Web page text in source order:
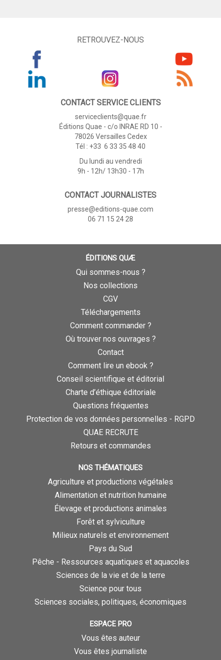
RETROUVEZ-NOUS
CONTACT SERVICE CLIENTS
serviceclients@quae.fr
Éditions Quae - c/o INRAE RD 10 -
78026 Versailles Cedex
Tél : +33 6 33 35 48 40
Du lundi au vendredi
9h - 12h/ 13h30 - 17h
CONTACT JOURNALISTES
presse@editions-quae.com
06 71 15 24 28
ÉDITIONS QUÆ
Qui sommes-nous ?
Nos collections
CGV
Téléchargements
Comment commander ?
Où trouver nos ouvrages ?
Contact
Comment lire un ebook ?
Conseil scientifique et éditorial
Charte d’éthique éditoriale
Questions fréquentes
Protection de vos données personnelles - RGPD
QUAE RECRUTE
Retours et commandes
NOS THÉMATIQUES
Agriculture et productions végétales
Alimentation et nutrition humaine
Élevage et productions animales
Forêt et sylviculture
Milieux naturels et environnement
Pays du Sud
Pêche - Ressources aquatiques et aquacoles
Sciences de la vie et de la terre
Science pour tous
Sciences sociales, politiques, économiques
ESPACE PRO
Vous êtes auteur
Vous êtes journaliste